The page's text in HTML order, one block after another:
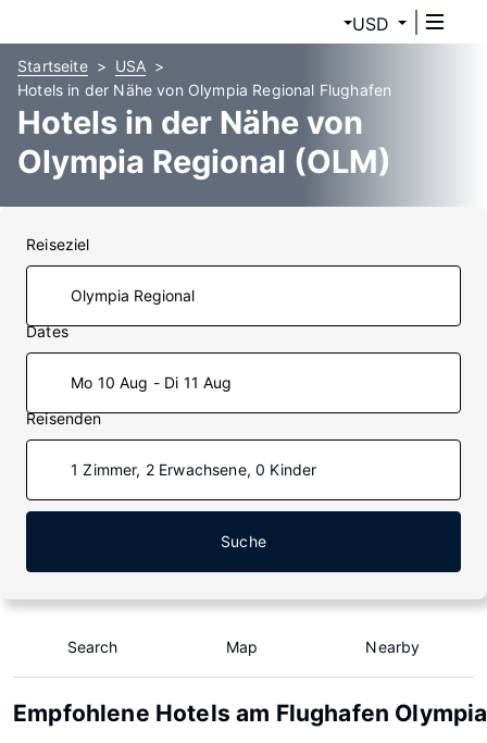
USD
Startseite
USA
Hotels in der Nähe von Olympia Regional Flughafen
Hotels in der Nähe von
Olympia Regional (OLM)
Reiseziel
Dates
Mo 10 Aug - Di 11 Aug
Reisenden
1 Zimmer, 2 Erwachsene, 0 Kinder
Suche
Search Map Nearby
Empfohlene Hotels am Flughafen